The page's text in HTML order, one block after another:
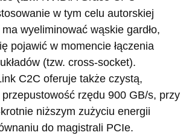
w tym celu autorskiej
wyeliminować wąskie gardło,
pojawić w momencie łączenia
(tzw. cross-socket).
C2C oferuje także czystą,
rzędu 900 GB/s, przy
niższym zużyciu energii
do magistrali PCIe.